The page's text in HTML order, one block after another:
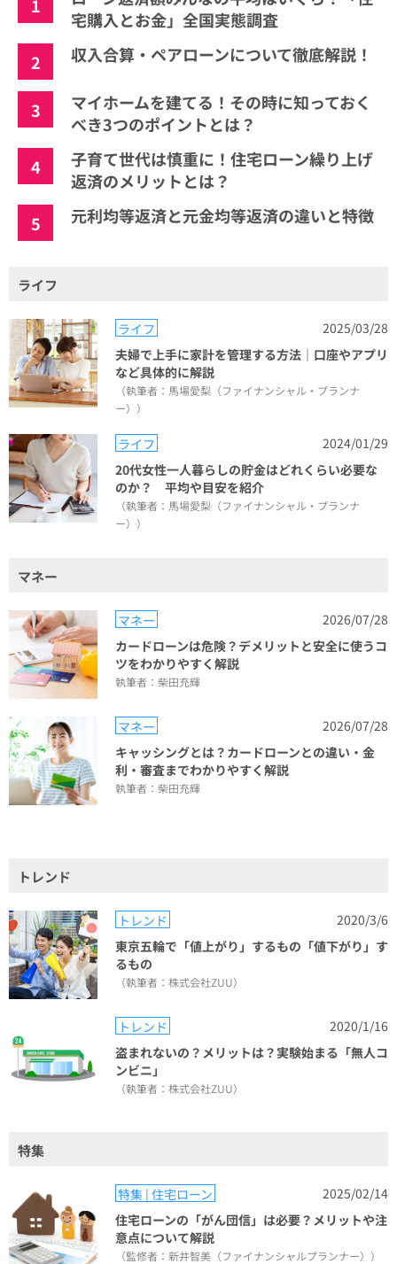
1
宅購入とお金」全国実態調査
2
収入合算・ペアローンについて徹底解説！
3
マイホームを建てる！その時に知っておく
べき3つのポイントとは？
4
子育て世代は慎重に！住宅ローン繰り上げ
返済のメリットとは？
5
元利均等返済と元金均等返済の違いと特徴
ライフ
ライフ
2025/03/28
夫婦で上手に家計を管理する方法｜口座やアプリ
など具体的に解説
（執筆者：馬場愛梨（ファイナンシャル・プランナ
ー））
ライフ
2024/01/29
20代女性一人暮らしの貯金はどれくらい必要な
のか？ 平均や目安を紹介
（執筆者：馬場愛梨（ファイナンシャル・プランナ
ー））
マネー
マネー
2026/07/28
カードローンは危険？デメリットと安全に使うコ
ツをわかりやすく解説
執筆者：柴田充輝
マネー
2026/07/28
キャッシングとは？カードローンとの違い・金
利・審査までわかりやすく解説
執筆者：柴田充輝
トレンド
トレンド
2020/3/6
東京五輪で「値上がり」するもの「値下がり」す
るもの
（執筆者：株式会社ZUU）
トレンド
2020/1/16
盗まれないの？メリットは？実験始まる「無人コ
ンビニ」
（執筆者：株式会社ZUU）
特集
特集 | 住宅ローン
2025/02/14
住宅ローンの「がん団信」は必要？メリットや注
意点について解説
（監修者：新井智美（ファイナンシャルプランナー））